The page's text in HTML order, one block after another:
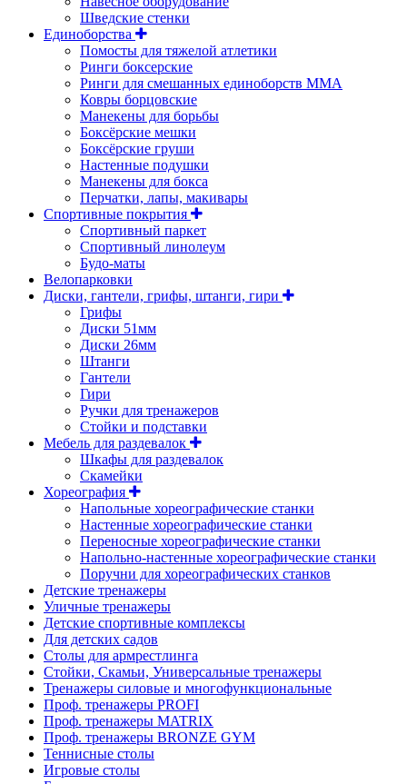
Шведские стенки
Единоборства
Помосты для тяжелой атлетики
Ринги боксерские
Ринги для смешанных единоборств ММА
Ковры борцовские
Манекены для борьбы
Боксёрские мешки
Боксёрские груши
Настенные подушки
Манекены для бокса
Перчатки, лапы, макивары
Спортивные покрытия
Спортивный паркет
Спортивный линолеум
Будо-маты
Велопарковки
Диски, гантели, грифы, штанги, гири
Грифы
Диски 51мм
Диски 26мм
Штанги
Гантели
Гири
Ручки для тренажеров
Стойки и подставки
Мебель для раздевалок
Шкафы для раздевалок
Скамейки
Хореография
Напольные хореографические станки
Настенные хореографические станки
Переносные хореографические станки
Напольно-настенные хореографические станки
Поручни для хореографических станков
Детские тренажеры
Уличные тренажеры
Детские спортивные комплексы
Для детских садов
Столы для армрестлинга
Стойки, Скамьи, Универсальные тренажеры
Тренажеры силовые и многофункциональные
Проф. тренажеры PROFI
Проф. тренажеры MATRIX
Проф. тренажеры BRONZE GYM
Теннисные столы
Игровые столы